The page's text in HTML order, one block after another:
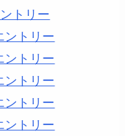
トリー
ントリー
ントリー
ントリー
ントリー
ントリー